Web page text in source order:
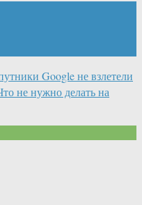
Google не взлетели
не нужно делать на